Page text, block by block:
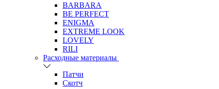
BARBARA
BE PERFECT
ENIGMA
EXTREME LOOK
LOVELY
RILI
Расходные материалы
Патчи
Скотч